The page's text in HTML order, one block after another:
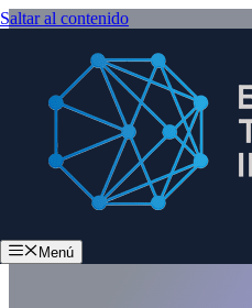
Saltar al contenido
Menú